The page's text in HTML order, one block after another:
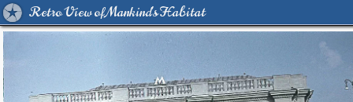
Retro View of Mankind's Habitat